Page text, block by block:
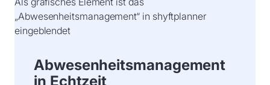
Abwesenheitsmanagement
in Echtzeit